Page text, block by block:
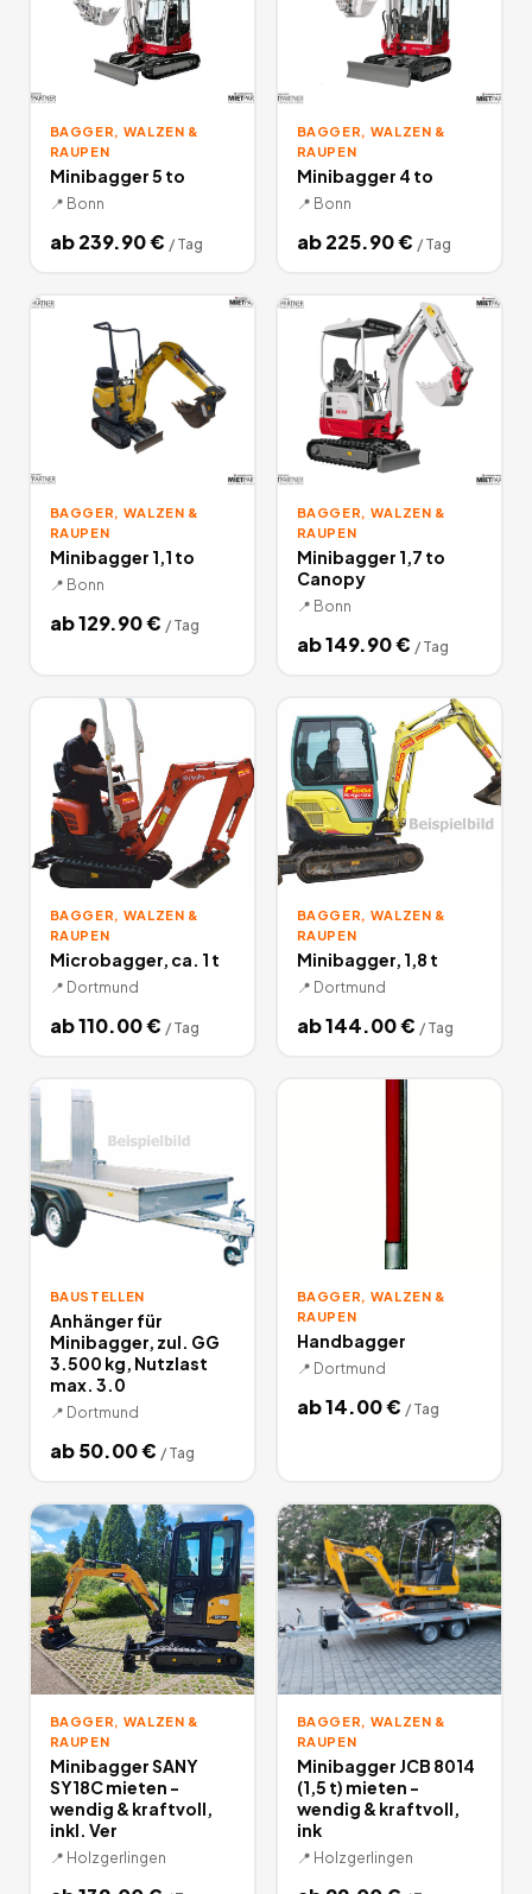
BAGGER, WALZEN &
RAUPEN
Minibagger 5 to
📍 Bonn
ab239.90€ / Tag
BAGGER, WALZEN &
RAUPEN
Minibagger 4 to
📍 Bonn
ab225.90€ / Tag
BAGGER, WALZEN &
RAUPEN
Minibagger 1,1 to
📍 Bonn
ab129.90€ / Tag
BAGGER, WALZEN &
RAUPEN
Minibagger 1,7 to
Canopy
📍 Bonn
ab149.90€ / Tag
BAGGER, WALZEN &
RAUPEN
Microbagger, ca. 1 t
📍 Dortmund
ab110.00€ / Tag
BAGGER, WALZEN &
RAUPEN
Minibagger, 1,8 t
📍 Dortmund
ab144.00€ / Tag
BAUSTELLEN
Anhänger für
Minibagger, zul. GG
3.500 kg, Nutzlast
max. 3.0
📍 Dortmund
ab50.00€ / Tag
BAGGER, WALZEN &
RAUPEN
Handbagger
📍 Dortmund
ab14.00€ / Tag
BAGGER, WALZEN &
RAUPEN
Minibagger SANY
SY18C mieten -
wendig & kraftvoll,
inkl. Ver
📍 Holzgerlingen
BAGGER, WALZEN &
RAUPEN
Minibagger JCB 8014
(1,5 t) mieten -
wendig & kraftvoll,
ink
📍 Holzgerlingen